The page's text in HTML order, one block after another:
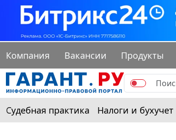
Компания Вакансии Продукты
Судебная практика Налоги и бухучет